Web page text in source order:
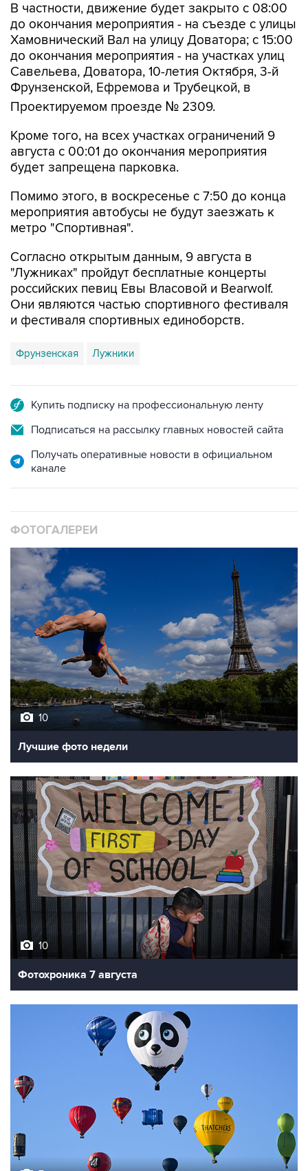
В частности, движение будет закрыто с 08:00
до окончания мероприятия - на съезде с улицы
Хамовнический Вал на улицу Доватора; с 15:00
до окончания мероприятия - на участках улиц
Савельева, Доватора, 10-летия Октября, 3-й
Фрунзенской, Ефремова и Трубецкой, в
Проектируемом проезде № 2309.
Кроме того, на всех участках ограничений 9
августа с 00:01 до окончания мероприятия
будет запрещена парковка.
Помимо этого, в воскресенье с 7:50 до конца
мероприятия автобусы не будут заезжать к
метро "Спортивная".
Согласно открытым данным, 9 августа в
"Лужниках" пройдут бесплатные концерты
российских певиц Евы Власовой и Bearwolf.
Они являются частью спортивного фестиваля
и фестиваля спортивных единоборств.
Фрунзенская Лужники
Купить подписку на профессиональную ленту
Подписаться на рассылку главных новостей сайта
Получать оперативные новости в официальном
канале
ФОТОГАЛЕРЕИ
10
Лучшие фото недели
10
Фотохроника 7 августа